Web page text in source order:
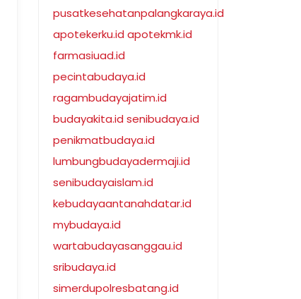
pusatkesehatanpalangkaraya.id
apotekerku.id apotekmk.id
farmasiuad.id
pecintabudaya.id
ragambudayajatim.id
budayakita.id senibudaya.id
penikmatbudaya.id
lumbungbudayadermaji.id
senibudayaislam.id
kebudayaantanahdatar.id
mybudaya.id
wartabudayasanggau.id
sribudaya.id
simerdupolresbatang.id